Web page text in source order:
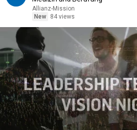
Allianz-Mission
New
84 views